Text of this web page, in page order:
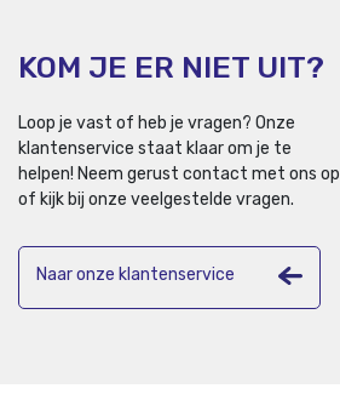
KOM JE ER NIET UIT?
Loop je vast of heb je vragen? Onze
klantenservice staat klaar om je te
helpen! Neem gerust contact met ons op
of kijk bij onze veelgestelde vragen.
Naar onze klantenservice